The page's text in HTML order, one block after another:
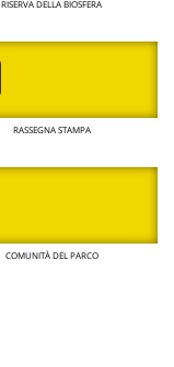
RISERVA DELLA BIOSFERA
RASSEGNA STAMPA
COMUNITÀ DEL PARCO